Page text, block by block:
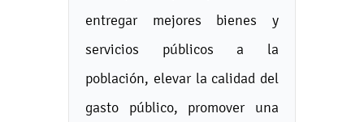
entregar mejores bienes y
servicios públicos a la
población, elevar la calidad del
gasto público, promover una